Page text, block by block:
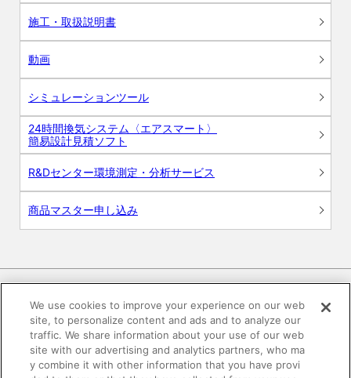
施工・取扱説明書
動画
シミュレーションツール
24時間換気システム〈エアスマート〉
簡易設計見積ソフト
R&Dセンター環境測定・分析サービス
商品マスター申し込み
電子公告 このWEBサイトについて
プライバシーポリシー
We use cookies to improve your experience on our web
site, to personalize content and ads and to analyze our
traffic. We share information about your use of our web
site with our advertising and analytics partners, who ma
y combine it with other information that you have provi